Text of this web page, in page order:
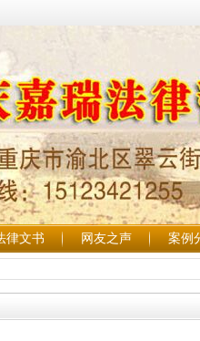
律文书 网友之声 案例